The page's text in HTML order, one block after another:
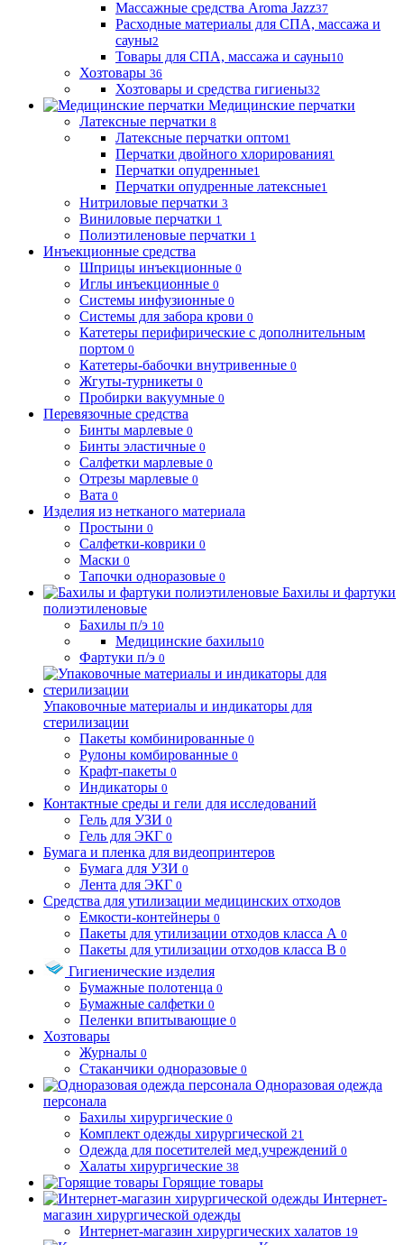
Массажные средства Aroma Jazz37
Расходные материалы для СПА, массажа и
сауны2
Товары для СПА, массажа и сауны10
Хозтовары 36
Хозтовары и средства гигиены32
Медицинские перчатки
Латексные перчатки 8
Латексные перчатки оптом1
Перчатки двойного хлорирования1
Перчатки опудренные1
Перчатки опудренные латексные1
Нитриловые перчатки 3
Виниловые перчатки 1
Полиэтиленовые перчатки 1
Инъекционные средства
Шприцы инъекционные 0
Иглы инъекционные 0
Системы инфузионные 0
Системы для забора крови 0
Катетеры перифирические с дополнительным
портом 0
Катетеры-бабочки внутривенные 0
Жгуты-турникеты 0
Пробирки вакуумные 0
Перевязочные средства
Бинты марлевые 0
Бинты эластичные 0
Салфетки марлевые 0
Отрезы марлевые 0
Вата 0
Изделия из нетканого материала
Простыни 0
Салфетки-коврики 0
Маски 0
Тапочки одноразовые 0
Бахилы и фартуки
полиэтиленовые
Бахилы п/э 10
Медицинские бахилы10
Фартуки п/э 0
Упаковочные материалы и индикаторы для
стерилизации
Пакеты комбинированные 0
Рулоны комбированные 0
Крафт-пакеты 0
Индикаторы 0
Контактные среды и гели для исследований
Гель для УЗИ 0
Гель для ЭКГ 0
Бумага и пленка для видеопринтеров
Бумага для УЗИ 0
Лента для ЭКГ 0
Средства для утилизации медицинских отходов
Емкости-контейнеры 0
Пакеты для утилизации отходов класса А 0
Пакеты для утилизации отходов класса В 0
Гигиенические изделия
Бумажные полотенца 0
Бумажные салфетки 0
Пеленки впитывающие 0
Хозтовары
Журналы 0
Стаканчики одноразовые 0
Одноразовая одежда
персонала
Бахилы хирургические 0
Комплект одежды хирургической 21
Одежда для посетителей мед.учреждений 0
Халаты хирургические 38
Горящие товары
Интернет-
магазин хирургической одежды
Интернет-магазин хирургических халатов 19